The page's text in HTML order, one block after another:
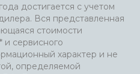
достигается с учетом
Вся представленная
стоимости
и сервисного
характер и не
определяемой